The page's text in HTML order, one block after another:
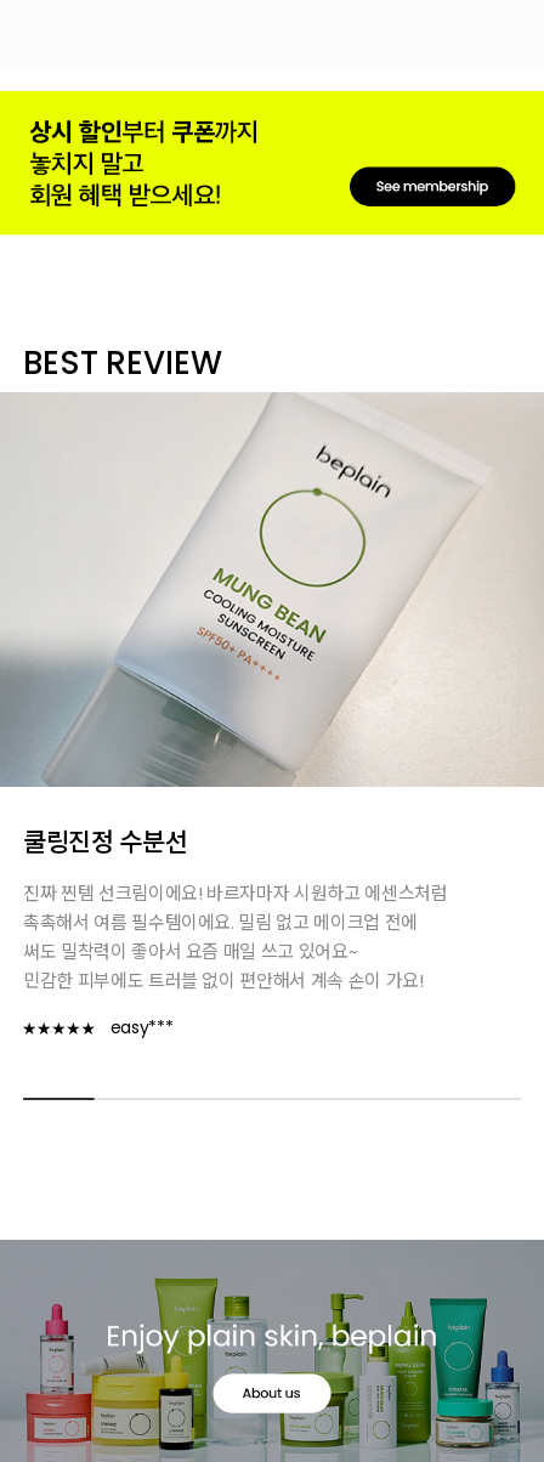
BEST REVIEW
쿨링진정 수분선
진짜 찐템 선크림이에요! 바르자마자 시원하고 에센스처럼
촉촉해서 여름 필수템이에요. 밀림 없고 메이크업 전에
써도 밀착력이 좋아서 요즘 매일 쓰고 있어요~
민감한 피부에도 트러블 없이 편안해서 계속 손이 가요!
easy***